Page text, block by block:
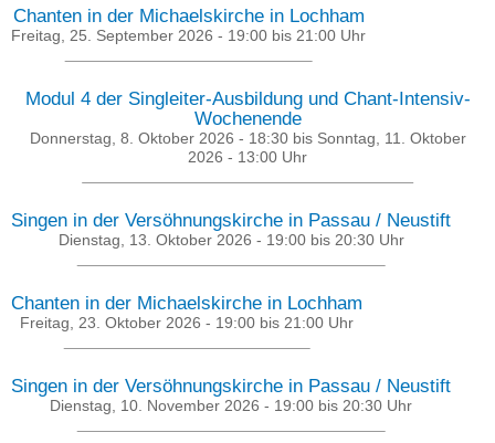
Chanten in der Michaelskirche in Lochham
Freitag, 25. September 2026 - 19:00 bis 21:00 Uhr
Modul 4 der Singleiter-Ausbildung und Chant-Intensiv-
Wochenende
Donnerstag, 8. Oktober 2026 - 18:30bis Sonntag, 11. Oktober
2026 - 13:00 Uhr
Singen in der Versöhnungskirche in Passau / Neustift
Dienstag, 13. Oktober 2026 - 19:00bis 20:30Uhr
Chanten in der Michaelskirche in Lochham
Freitag, 23. Oktober 2026 - 19:00 bis 21:00 Uhr
Singen in der Versöhnungskirche in Passau / Neustift
Dienstag, 10. November 2026 - 19:00 bis 20:30 Uhr